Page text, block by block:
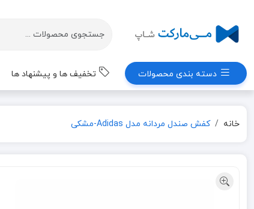
دسته بندی محصولات تخفیف ها و پیشنهاد ها
خانه کفش صندل مردانه مدل Adidas-مشکی